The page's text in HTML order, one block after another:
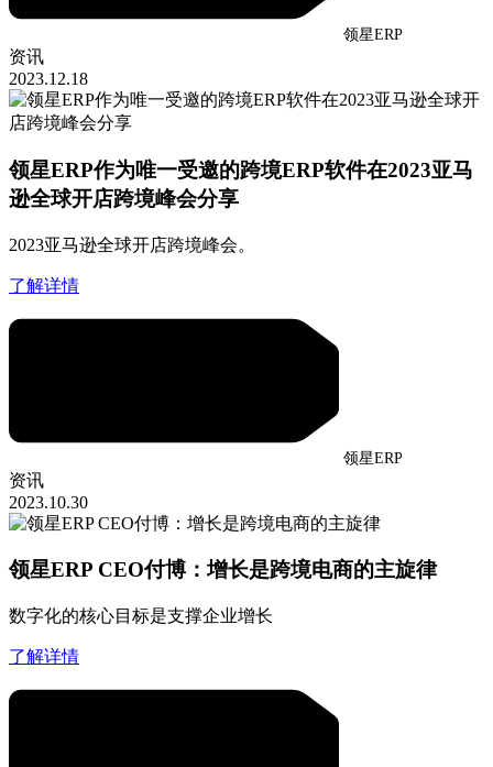
领星ERP
资讯
2023.12.18
领星ERP作为唯一受邀的跨境ERP软件在2023亚马
逊全球开店跨境峰会分享
2023亚马逊全球开店跨境峰会。
了解详情
领星ERP
资讯
2023.10.30
领星ERP CEO付博：增长是跨境电商的主旋律
数字化的核心目标是支撑企业增长
了解详情